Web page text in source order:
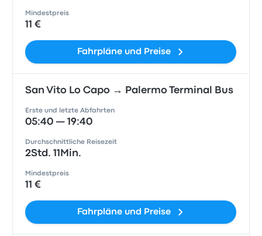
Mindestpreis
11 €
Fahrpläne und Preise
San Vito Lo Capo → Palermo Terminal Bus
Erste und letzte Abfahrten
05:40 — 19:40
Durchschnittliche Reisezeit
2Std. 11Min.
Mindestpreis
11 €
Fahrpläne und Preise